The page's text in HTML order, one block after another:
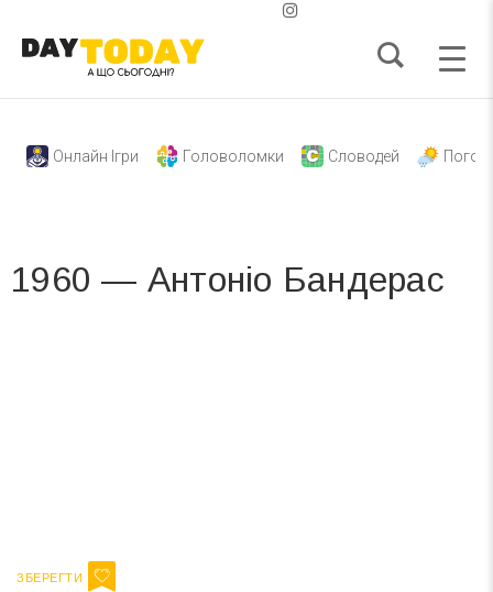
Онлайн Ігри Головоломки Словодей
1960 — Антоніо Бандерас